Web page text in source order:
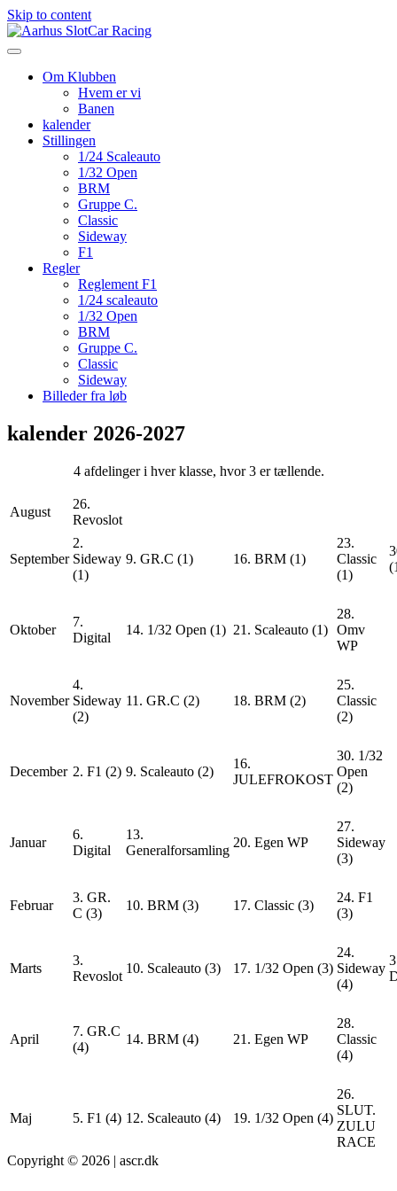
Skip to content
Om Klubben
Hvem er vi
Banen
kalender
Stillingen
1/24 Scaleauto
1/32 Open
BRM
Gruppe C.
Classic
Sideway
F1
Regler
Reglement F1
1/24 scaleauto
1/32 Open
BRM
Gruppe C.
Classic
Sideway
Billeder fra løb
kalender 2026-2027
4 afdelinger i hver klasse, hvor 3 er tællende.
August
26.
Revoslot
September
2.
Sideway
(1)
9. GR.C (1) 16. BRM (1)
23.
Classic
(1)
Oktober
7.
Digital
14. 1/32 Open (1) 21. Scaleauto (1)
28.
Omv
WP
November
4.
Sideway
(2)
11. GR.C (2) 18. BRM (2)
25.
Classic
(2)
December 2. F1 (2) 9. Scaleauto (2)
16.
JULEFROKOST
30. 1/32
Open
(2)
Januar
6.
Digital
13.
Generalforsamling
20. Egen WP
27.
Sideway
(3)
Februar
3. GR.
C (3)
10. BRM (3) 17. Classic (3)
24. F1
(3)
Marts
3.
Revoslot
10. Scaleauto (3) 17. 1/32 Open (3)
24.
Sideway
(4)
April
7. GR.C
(4)
14. BRM (4) 21. Egen WP
28.
Classic
(4)
Maj 5. F1 (4) 12. Scaleauto (4) 19. 1/32 Open (4)
26.
SLUT.
ZULU
RACE
Copyright © 2026 | ascr.dk